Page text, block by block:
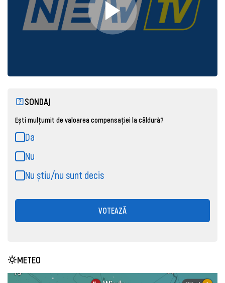
SONDAJ
Ești mulțumit de valoarea compensației la căldură?
Da
Nu
Nu știu/nu sunt decis
VOTEAZĂ
METEO